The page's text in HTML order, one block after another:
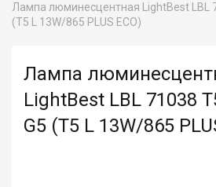
Лампа люминесцентная LightBest LBL
(T5 L 13W/865 PLUS ECO)
Лампа
LightBest LBL 71038
G5 (T5 L 13W/865